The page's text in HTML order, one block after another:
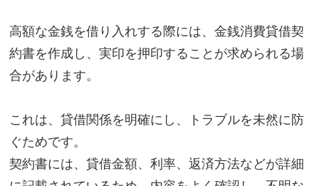
高額な金銭を借り入れする際には、金銭消費貸借契
約書を作成し、実印を押印することが求められる場
合があります。
これは、貸借関係を明確にし、トラブルを未然に防
ぐためです。
契約書には、貸借金額、利率、返済方法などが詳細